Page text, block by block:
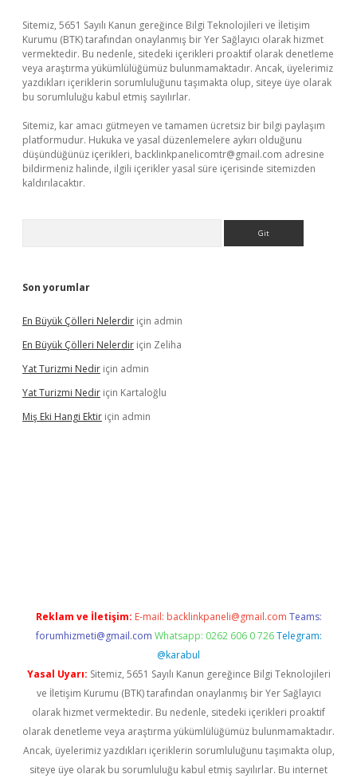
Sitemiz, 5651 Sayılı Kanun gereğince Bilgi Teknolojileri ve İletişim
Kurumu (BTK) tarafından onaylanmış bir Yer Sağlayıcı olarak hizmet
vermektedir. Bu nedenle, sitedeki içerikleri proaktif olarak denetleme
veya araştırma yükümlülüğümüz bulunmamaktadır. Ancak, üyelerimiz
yazdıkları içeriklerin sorumluluğunu taşımakta olup, siteye üye olarak
bu sorumluluğu kabul etmiş sayılırlar.
Sitemiz, kar amacı gütmeyen ve tamamen ücretsiz bir bilgi paylaşım
platformudur. Hukuka ve yasal düzenlemelere aykırı olduğunu
düşündüğünüz içerikleri, backlinkpanelicomtr@gmail.com adresine
bildirmeniz halinde, ilgili içerikler yasal süre içerisinde sitemizden
kaldırılacaktır.
Son yorumlar
En Büyük Çölleri Nelerdir için admin
En Büyük Çölleri Nelerdir için Zeliha
Yat Turizmi Nedir için admin
Yat Turizmi Nedir için Kartaloğlu
Miş Eki Hangi Ektir için admin
Reklam ve İletişim: E-mail: backlinkpaneli@gmail.com Teams:
forumhizmeti@gmail.com Whatsapp: 0262 606 0 726 Telegram:
@karabul
Yasal Uyarı: Sitemiz, 5651 Sayılı Kanun gereğince Bilgi Teknolojileri
ve İletişim Kurumu (BTK) tarafından onaylanmış bir Yer Sağlayıcı
olarak hizmet vermektedir. Bu nedenle, sitedeki içerikleri proaktif
olarak denetleme veya araştırma yükümlülüğümüz bulunmamaktadır.
Ancak, üyelerimiz yazdıkları içeriklerin sorumluluğunu taşımakta olup,
siteye üye olarak bu sorumluluğu kabul etmiş sayılırlar. Bu internet